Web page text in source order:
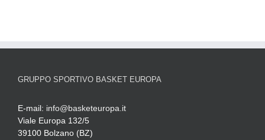
GRUPPO SPORTIVO BASKET EUROPA
E-mail: info@basketeuropa.it
Viale Europa 132/5
39100 Bolzano (BZ)